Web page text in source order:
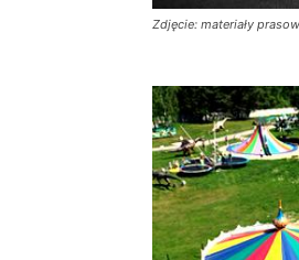
Zdjęcie: materiały